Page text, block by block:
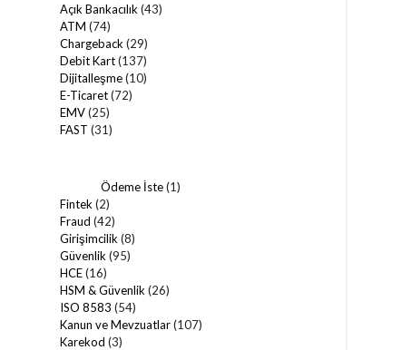
Açık Bankacılık (43)
ATM (74)
Chargeback (29)
Debit Kart(137)
Dijitalleşme(10)
E-Ticaret(72)
EMV(25)
FAST (31)
Ödeme İste(1)
Fintek (2)
Fraud (42)
Girişimcilik (8)
Güvenlik (95)
HCE(16)
HSM & Güvenlik (26)
ISO 8583 (54)
Kanun ve Mevzuatlar(107)
Karekod (3)